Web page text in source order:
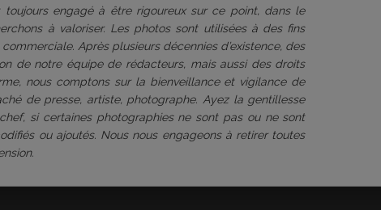
toujours engagé à être rigoureux sur ce point, dans le
à valoriser. Les photos sont utilisées à des fins
Après plusieurs décennies d’existence, des
de notre équipe de rédacteurs, mais aussi des droits
nous comptons sur la bienveillance et vigilance de
de presse, artiste, photographe. Ayez la gentillesse
si certaines photographies ne sont pas ou ne sont
ou ajoutés. Nous nous engageons à retirer toutes